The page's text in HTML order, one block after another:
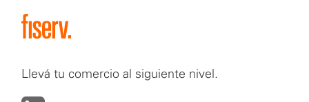
Llevá tu comercio al siguiente nivel.